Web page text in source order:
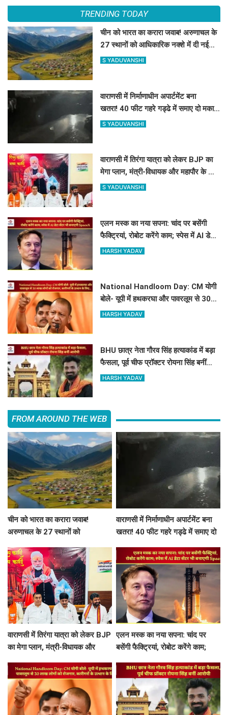
TRENDING TODAY
चीन को भारत का करारा जवाब! अरुणाचल के
27 स्थानों को आधिकारिक नक्शे में दी नई
पहचान
S YADUVANSHI
वाराणसी में निर्माणाधीन अपार्टमेंट बना
खतरा! 40 फीट गहरे गड्ढे में समाए दो मकानों
के हिस्से, तीन लोग हिरासत में
S YADUVANSHI
वाराणसी में तिरंगा यात्रा को लेकर BJP का
मेगा प्लान, मंत्री-विधायक और महापौर के साथ
बनी रणनीति
S YADUVANSHI
एलन मस्क का नया सपना: चांद पर बसेंगी
फैक्ट्रियां, रोबोट करेंगे काम; स्पेस में AI डेटा
सेंटर भी बनाएगी SpaceX
HARSH YADAV
National Handloom Day: CM योगी
बोले- यूपी में हथकरघा और पावरलूम से 30
लाख लोगों को रोजगार, कारीगरों के उत्थान के
HARSH YADAV
BHU छात्र नेता गौरव सिंह हत्याकांड में बड़ा
फैसला, पूर्व चीफ प्रॉक्टर रोयना सिंह बनीं
आरोपी
HARSH YADAV
FROM AROUND THE WEB
चीन को भारत का करारा जवाब!
अरुणाचल के 27 स्थानों को
वाराणसी में निर्माणाधीन अपार्टमेंट बना
खतरा! 40 फीट गहरे गड्ढे में समाए दो
वाराणसी में तिरंगा यात्रा को लेकर BJP
का मेगा प्लान, मंत्री-विधायक और
एलन मस्क का नया सपना: चांद पर
बसेंगी फैक्ट्रियां, रोबोट करेंगे काम;
SpaceX